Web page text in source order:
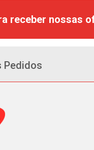
receber nossas
Pedidos